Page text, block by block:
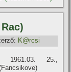
K@rcsi
1961.03. 25.,